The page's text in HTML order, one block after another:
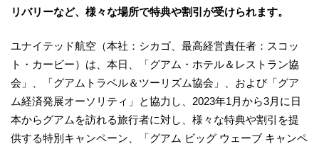
リバリーなど、様々な場所で特典や割引が受けられます。
ユナイテッド航空（本社：シカゴ、最高経営責任者：スコッ
ト・カービー）は、本日、「グアム・ホテル＆レストラン協
会」、「グアムトラベル＆ツーリズム協会」、および「グア
ム経済発展オーソリティ」と協力し、2023年1月から3月に日
本からグアムを訪れる旅行者に対し、様々な特典や割引を提
供する特別キャンペーン、「グアム ビッグ ウェーブ キャンペ